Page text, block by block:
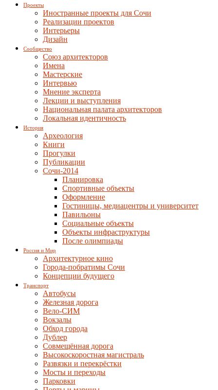
Проекты
Иностранные проекты для Сочи
Реализации проектов
Интерьеры
Дизайн
Сообщество
Союз архитекторов
Имена
Мастерские
Интервью
Мнение эксперта
Лекции и выступления
Национальная палата архитекторов
Локальная идентичность
История
Археология
Книги
Прогулки
Публикации
Сочи-2014
Планировка
Спортивные объекты
Оформление
Гостиницы, медиацентры и университет
Павильоны
Социальные объекты
Объекты инфраструктуры
После олимпиады
Россия и Мир
Архитектурное кино
Города-побратимы Сочи
Концепции будущего
Транспорт
Автобусы
Железная дорога
Вело-СИМ
Вокзалы
Обход города
Дублер
Совмещённая дорога
Высокоскоростная магистраль
Развязки и перекрёстки
Мосты и переходы
Парковки